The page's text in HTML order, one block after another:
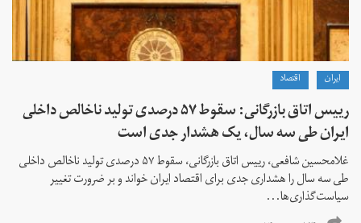
ايران اقتصاد
رییس اتاق بازرگانی: سقوط ۵۷ درصدی تولید ناخالص داخلی
ایران طی سه سال، یک هشدار جدی است
غلامحسین شافعی، رییس اتاق بازرگانی، سقوط ۵۷ درصدی تولید ناخالص داخلی
طی سه سال را هشداری جدی برای اقتصاد ایران خواند و بر ضرورت تغییر
سیاست‌گذاری‌ها...